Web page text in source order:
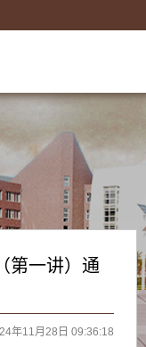
第一讲）通
年11月28日 09:36:18